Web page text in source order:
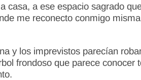
casa, a ese espacio sagrado
me reconecto conmigo
y los imprevistos parecían
frondoso que parece